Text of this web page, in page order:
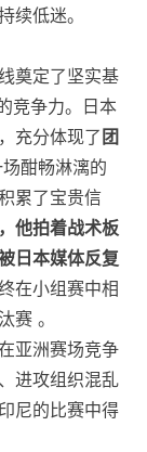
续低迷。
奠定了坚实基
竞争力。日本
充分体现了 团
酣畅淋漓的
累了宝贵信
他拍着战术板
日本媒体反复
在小组赛中相
赛 。
亚洲赛场竞争
进攻组织混乱
尼的比赛中得